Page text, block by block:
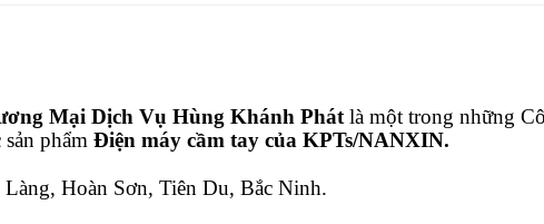
Mại Dịch Vụ Hùng Khánh Phátlà một trong những
phẩm Điện máy cầm tay của KPTs/NANXIN.
Hoàn Sơn, Tiên Du, Bắc Ninh.